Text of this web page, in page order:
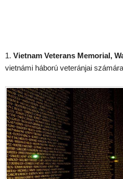
1. Vietnam Veterans Memorial,
vietnámi háború veteránjai